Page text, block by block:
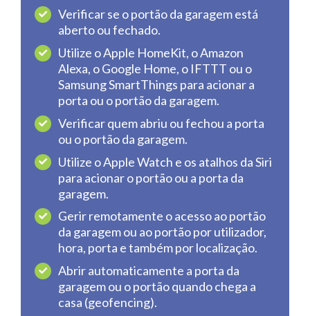
Verificar se o portão da garagem está
aberto ou fechado.
Utilize o Apple HomeKit, o Amazon
Alexa, o Google Home, o IFTTT ou o
Samsung SmartThings para acionar a
porta ou o portão da garagem.
Verificar quem abriu ou fechou a porta
ou o portão da garagem.
Utilize o Apple Watch e os atalhos da Siri
para acionar o portão ou a porta da
garagem.
Gerir remotamente o acesso ao portão
da garagem ou ao portão por utilizador,
hora, porta e também por localização.
Abrir automaticamente a porta da
garagem ou o portão quando chega a
casa (geofencing).